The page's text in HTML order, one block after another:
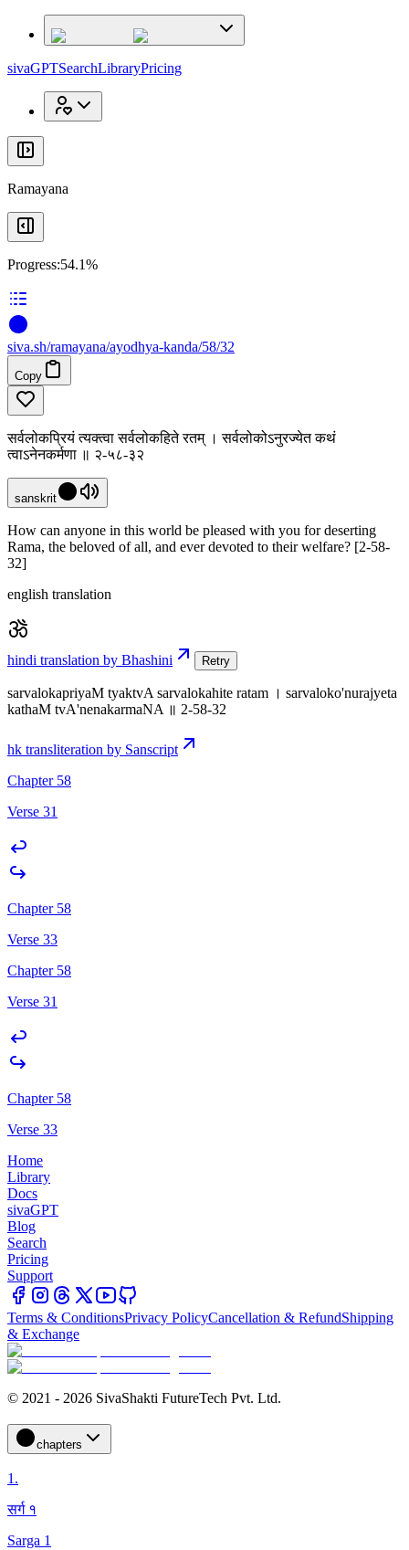
sivaGPTSearchLibraryPricing
Ramayana
Progress:54.1%
siva.sh/ramayana/ayodhya-kanda/58/32
Copy
सर्वलोकप्रियं त्यक्त्वा सर्वलोकहिते रतम् । सर्वलोकोऽनुरज्येत कथं
त्वाऽनेनकर्मणा ॥ २-५८-३२
sanskrit
How can anyone in this world be pleased with you for deserting
Rama, the beloved of all, and ever devoted to their welfare? [2-58-
32]
english translation
hindi translation by Bhashini Retry
sarvalokapriyaM tyaktvA sarvalokahite ratam । sarvaloko'nurajyeta
kathaM tvA'nenakarmaNA ॥ 2-58-32
hk transliteration by Sanscript
Chapter 58
Verse 31
Chapter 58
Verse 33
Chapter 58
Verse 31
Chapter 58
Verse 33
Home
Library
Docs
sivaGPT
Blog
Search
Pricing
Support
Terms & ConditionsPrivacy PolicyCancellation & RefundShipping
& Exchange
© 2021 - 2026 SivaShakti FutureTech Pvt. Ltd.
chapters
1.
सर्ग १
Sarga 1